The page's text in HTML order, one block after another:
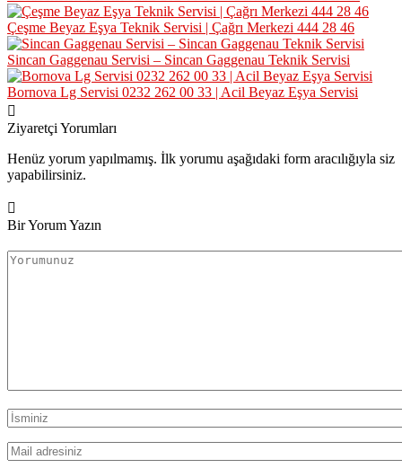
Çeşme Beyaz Eşya Teknik Servisi | Çağrı Merkezi 444 28 46
Sincan Gaggenau Servisi – Sincan Gaggenau Teknik Servisi
Bornova Lg Servisi 0232 262 00 33 | Acil Beyaz Eşya Servisi
Ziyaretçi Yorumları
Henüz yorum yapılmamış. İlk yorumu aşağıdaki form aracılığıyla siz
yapabilirsiniz.
Bir Yorum Yazın